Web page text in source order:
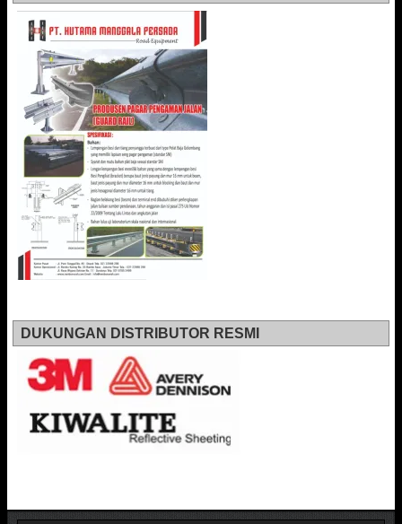
DUKUNGAN DISTRIBUTOR RESMI